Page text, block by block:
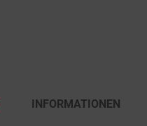
INFORMATIONEN